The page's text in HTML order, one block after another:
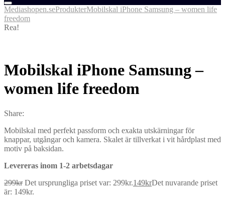
Mediashopen.seProdukterMobilskal iPhone Samsung – women life
freedom
Rea!
Mobilskal iPhone Samsung –
women life freedom
Share:
Mobilskal med perfekt passform och exakta utskärningar för
knappar, utgångar och kamera. Skalet är tillverkat i vit hårdplast med
motiv på baksidan.
Levereras inom 1-2 arbetsdagar
299kr Det ursprungliga priset var: 299kr.149krDet nuvarande priset
är: 149kr.